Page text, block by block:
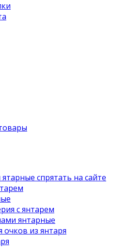
ятарные спрятать на сайте
с янтарем
янтарные
очков из янтаря